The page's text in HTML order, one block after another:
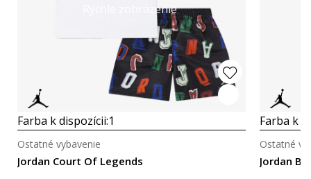
Rýchle zobrazenie
Farba k dispozícii:1
Jordan Court Of Legends
Ostatné vybavenie
Farba k
Jordan
Ostatné